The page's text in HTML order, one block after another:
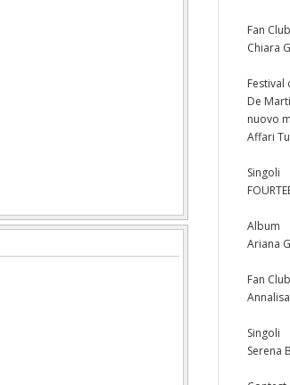
Fan Club
Chiara
Festival
De
nuovo
Affari
Singoli
Album
Ariana
Fan Club
Annalisa
Singoli
Serena